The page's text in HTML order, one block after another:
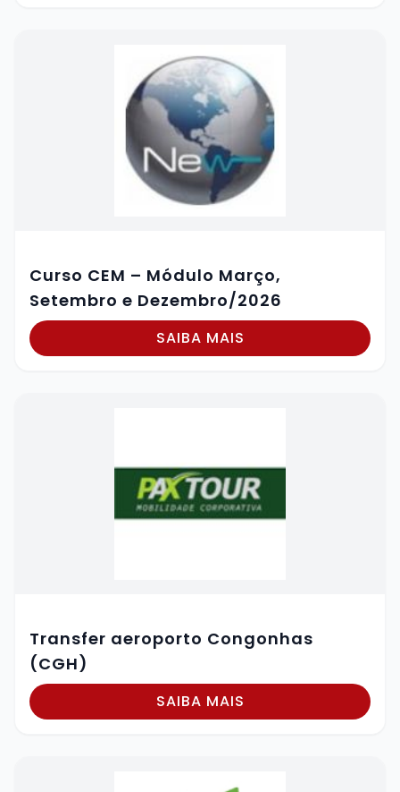
Curso CEM – Módulo Março,
Setembro e Dezembro/2026
SAIBA MAIS
Transfer aeroporto Congonhas
(CGH)
SAIBA MAIS